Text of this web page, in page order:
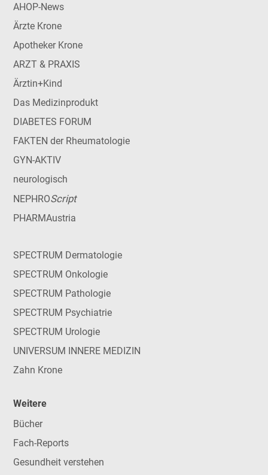
AHOP-News
Ärzte Krone
Apotheker Krone
ARZT & PRAXIS
Ärztin+Kind
Das Medizinprodukt
DIABETES FORUM
FAKTEN der Rheumatologie
GYN-AKTIV
neurologisch
NEPHROScript
PHARMAustria
SPECTRUM Dermatologie
SPECTRUM Onkologie
SPECTRUM Pathologie
SPECTRUM Psychiatrie
SPECTRUM Urologie
UNIVERSUM INNERE MEDIZIN
Zahn Krone
Weitere
Bücher
Fach-Reports
Gesundheit verstehen